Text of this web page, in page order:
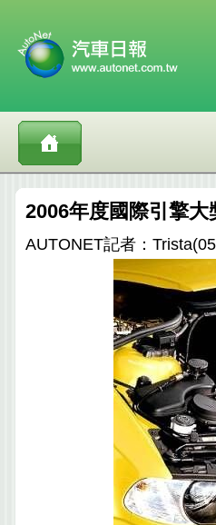
2006年度國際引擎大
AUTONET記者：